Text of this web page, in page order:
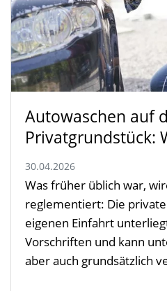
Autowaschen auf
Privatgrundstück:
30.04.2026
Was früher üblich war,
reglementiert: Die
eigenen Einfahrt
Vorschriften und kann
aber auch grundsätzlich